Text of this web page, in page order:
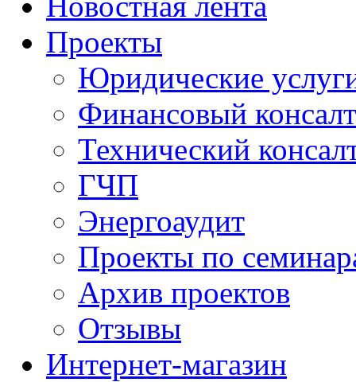
Проекты
Юридические
Финансовый
Технический
ГЧП
Энергоаудит
Проекты по
Архив проектов
Отзывы
Интернет-магазин